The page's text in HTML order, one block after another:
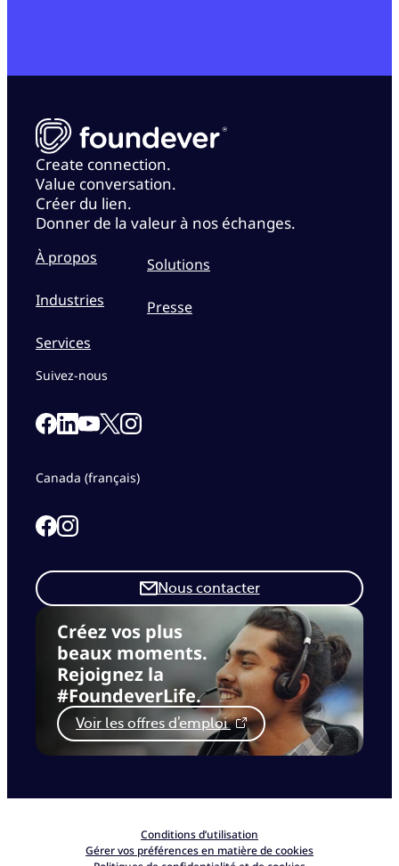
Create connection.
Value conversation.
Créer du lien.
Donner de la valeur à nos échanges.
À propos
Industries
Services
Solutions
Presse
Créez vos plus
beaux moments.
Rejoignez la
#FoundeverLife.
Voir les offres d’emploi
Nous contacter
Suivez-nous
Link to our Facebook page
Link to our Linkedin page
Link to our Youtube page
Link to our X page
Link to our Instagram page
Canada (français)
Link to our Facebook page
Link to our Instagram page
Conditions d’utilisation
Gérer vos préférences en matière de cookies